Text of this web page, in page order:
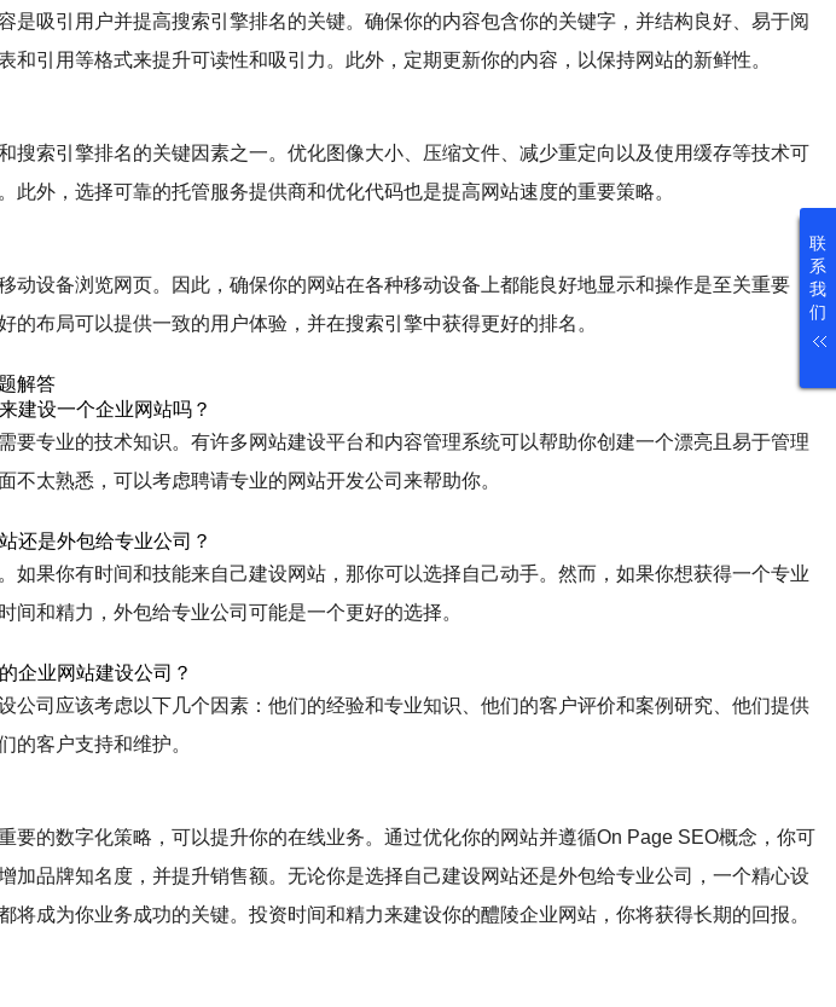
联
系
我
们
是吸引用户并提高搜索引擎排名的关键。确保你的内容包含你的关键字，并结构良好、易于阅
和引用等格式来提升可读性和吸引力。此外，定期更新你的内容，以保持网站的新鲜性。
搜索引擎排名的关键因素之一。优化图像大小、压缩文件、减少重定向以及使用缓存等技术可
此外，选择可靠的托管服务提供商和优化代码也是提高网站速度的重要策略。
动设备浏览网页。因此，确保你的网站在各种移动设备上都能良好地显示和操作是至关重要
的布局可以提供一致的用户体验，并在搜索引擎中获得更好的排名。
解答
建设一个企业网站吗？
要专业的技术知识。有许多网站建设平台和内容管理系统可以帮助你创建一个漂亮且易于管理
不太熟悉，可以考虑聘请专业的网站开发公司来帮助你。
还是外包给专业公司？
如果你有时间和技能来自己建设网站，那你可以选择自己动手。然而，如果你想获得一个专业
间和精力，外包给专业公司可能是一个更好的选择。
企业网站建设公司？
公司应该考虑以下几个因素：他们的经验和专业知识、他们的客户评价和案例研究、他们提供
的客户支持和维护。
要的数字化策略，可以提升你的在线业务。通过优化你的网站并遵循On Page SEO概念，你可
加品牌知名度，并提升销售额。无论你是选择自己建设网站还是外包给专业公司，一个精心设
将成为你业务成功的关键。投资时间和精力来建设你的醴陵企业网站，你将获得长期的回报。